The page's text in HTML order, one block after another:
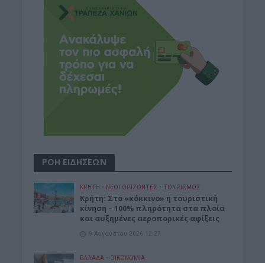
ΡΟΗ ΕΙΔΗΣΕΩΝ
ΚΡΗΤΗ • ΝΕΟΙ ΟΡΙΖΟΝΤΕΣ • ΤΟΥΡΙΣΜΟΣ
Κρήτη: Στο «κόκκινο» η τουριστική
κίνηση – 100% πληρότητα στα πλοία
και αυξημένες αεροπορικές αφίξεις
9 Αυγούστου 2026 12:27
ΕΛΛΑΔΑ • ΟΙΚΟΝΟΜΙΑ